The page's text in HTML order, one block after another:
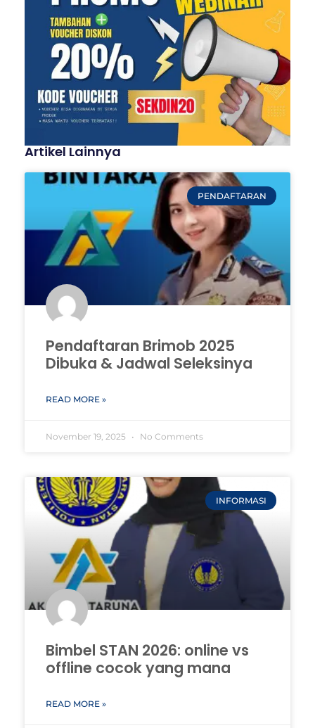
Artikel Lainnya
PENDAFTARAN
Pendaftaran Brimob 2025
Dibuka & Jadwal Seleksinya
READ MORE »
November 19, 2025 No Comments
INFORMASI
Bimbel STAN 2026: online vs
offline cocok yang mana
READ MORE »